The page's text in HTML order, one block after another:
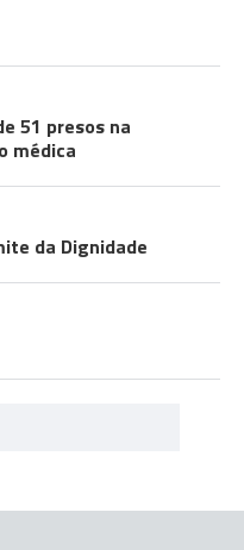
51 presos na
médica
da Dignidade